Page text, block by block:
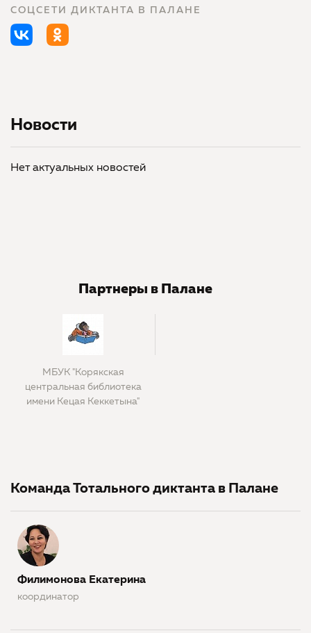
СОЦСЕТИ ДИКТАНТА В ПАЛАНЕ
Новости
Нет актуальных новостей
Партнеры в Палане
МБУК "Корякская
центральная библиотека
имени Кецая Кеккетына"
Команда Тотального диктанта в Палане
Филимонова Екатерина
координатор